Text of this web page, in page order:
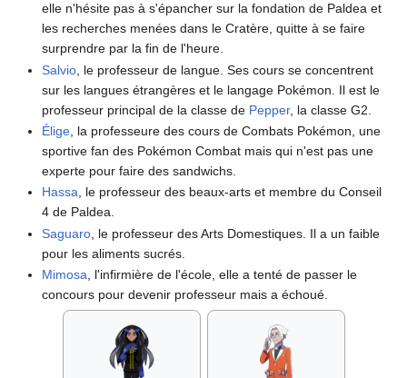
elle n'hésite pas à s'épancher sur la fondation de Paldea et
les recherches menées dans le Cratère, quitte à se faire
surprendre par la fin de l'heure.
Salvio , le professeur de langue. Ses cours se concentrent
sur les langues étrangères et le langage Pokémon. Il est le
professeur principal de la classe de Pepper, la classe G2.
Élige , la professeure des cours de Combats Pokémon, une
sportive fan des Pokémon Combat mais qui n'est pas une
experte pour faire des sandwichs.
Hassa, le professeur des beaux-arts et membre du Conseil
4 de Paldea.
Saguaro , le professeur des Arts Domestiques. Il a un faible
pour les aliments sucrés.
Mimosa , l'infirmière de l'école, elle a tenté de passer le
concours pour devenir professeur mais a échoué.